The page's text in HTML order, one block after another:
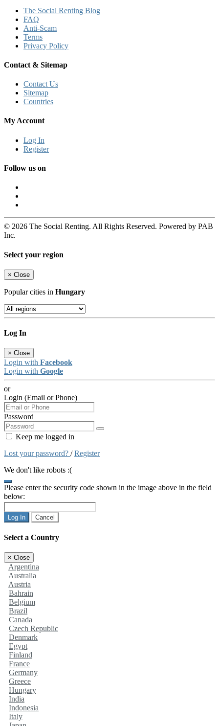
The Social Renting Blog
FAQ
Anti-Scam
Terms
Privacy Policy
Contact & Sitemap
Contact Us
Sitemap
Countries
My Account
Log In
Register
Follow us on
© 2026 The Social Renting. All Rights Reserved. Powered by PAB
Inc.
Select your region
× Close
Popular cities in Hungary
Log In
× Close
Login with Facebook
Login with Google
or
Login (Email or Phone)
Password
Keep me logged in
Lost your password? /Register
We don't like robots :(
Please enter the security code shown in the image above in the field
below:
Log In Cancel
Select a Country
× Close
Argentina
Australia
Austria
Bahrain
Belgium
Brazil
Canada
Czech Republic
Denmark
Egypt
Finland
France
Germany
Greece
Hungary
India
Indonesia
Italy